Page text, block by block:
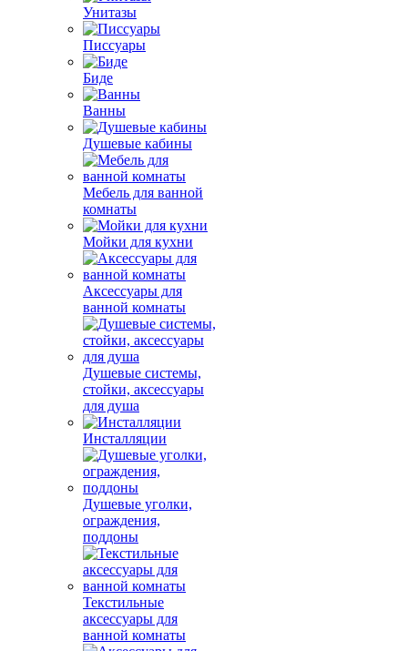
Унитазы
Писсуары
Биде
Ванны
Душевые кабины
Мебель для ванной
комнаты
Мойки для кухни
Аксессуары для
ванной комнаты
Душевые системы,
стойки, аксессуары
для душа
Инсталляции
Душевые уголки,
ограждения,
поддоны
Текстильные
аксессуары для
ванной комнаты